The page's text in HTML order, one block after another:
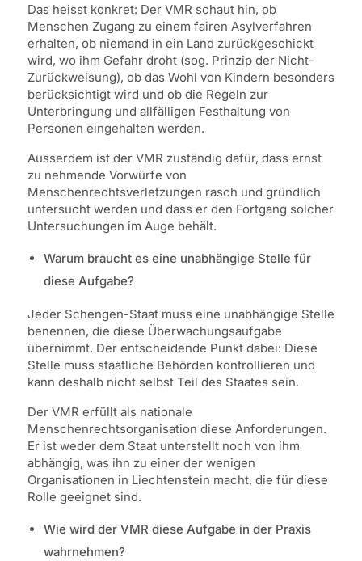
Das heisst konkret: Der VMR schaut hin, ob
Menschen Zugang zu einem fairen Asylverfahren
erhalten, ob niemand in ein Land zurückgeschickt
wird, wo ihm Gefahr droht (sog. Prinzip der Nicht-
Zurückweisung), ob das Wohl von Kindern besonders
berücksichtigt wird und ob die Regeln zur
Unterbringung und allfälligen Festhaltung von
Personen eingehalten werden.
Ausserdem ist der VMR zuständig dafür, dass ernst
zu nehmende Vorwürfe von
Menschenrechtsverletzungen rasch und gründlich
untersucht werden und dass er den Fortgang solcher
Untersuchungen im Auge behält.
Warum braucht es eine unabhängige Stelle für
diese Aufgabe?
Jeder Schengen-Staat muss eine unabhängige Stelle
benennen, die diese Überwachungsaufgabe
übernimmt. Der entscheidende Punkt dabei: Diese
Stelle muss staatliche Behörden kontrollieren und
kann deshalb nicht selbst Teil des Staates sein.
Der VMR erfüllt als nationale
Menschenrechtsorganisation diese Anforderungen.
Er ist weder dem Staat unterstellt noch von ihm
abhängig, was ihn zu einer der wenigen
Organisationen in Liechtenstein macht, die für diese
Rolle geeignet sind.
Wie wird der VMR diese Aufgabe in der Praxis
wahrnehmen?